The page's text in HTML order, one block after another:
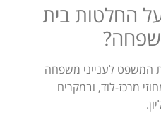
החלטות בית
המשפט לענייני משפחה
מרכז-לוד, ובמקרים